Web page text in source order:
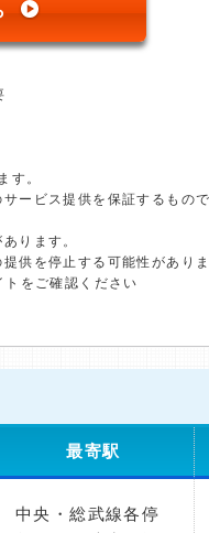
す。
ービス提供を保証するもので
ります。
供を停止する可能性がありま
をご確認ください
最寄駅
中央・総武線各停